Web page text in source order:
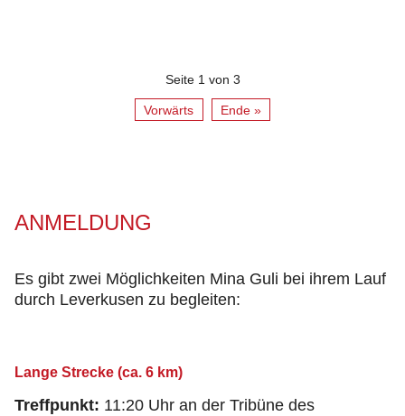
Seite 1 von 3
Vorwärts Ende »
ANMELDUNG
Es gibt zwei Möglichkeiten Mina Guli bei ihrem Lauf
durch Leverkusen zu begleiten:
Lange Strecke (ca. 6 km)
Treffpunkt: 11:20 Uhr an der Tribüne des